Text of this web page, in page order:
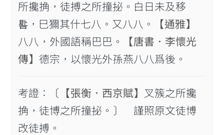
所攙捔，徒搏之所撞㧙。白日未及移
𠷳，巳獮其什七八。又八八。
【通雅】
八八，外國語稱巴巴。
【唐書．李懷光
傳】 德宗，以懷光外孫燕八八爲後。
考證：〔 【張衡．西京賦】 叉簇之所攙
捔，徒博之所撞㧙。〕 謹照原文徒博
改徒搏。